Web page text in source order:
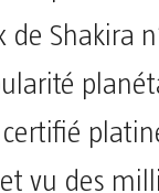
de Shakira
vu des